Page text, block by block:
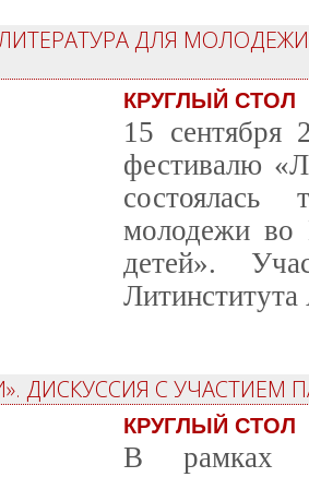
ДЛЯ
КРУГЛЫЙ СТОЛ
15 сентября
фестивалю
состоялась
молодежи во
детей».
ДИСКУССИЯ С УЧАСТИЕМ
КРУГЛЫЙ СТОЛ
В рамках